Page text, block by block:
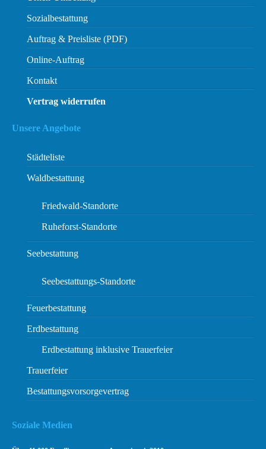
Sozialbestattung
Auftrag & Preisliste (PDF)
Online-Auftrag
Kontakt
Vertrag widerrufen
Unsere Angebote
Städteliste
Waldbestattung
Friedwald-Standorte
Ruheforst-Standorte
Seebestattung
Seebestattungs-Standorte
Feuerbestattung
Erdbestattung
Erdbestattung inklusive Trauerfeier
Trauerfeier
Bestattungsvorsorgevertrag
Soziale Medien